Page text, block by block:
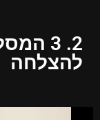
2. 3
להצלחה